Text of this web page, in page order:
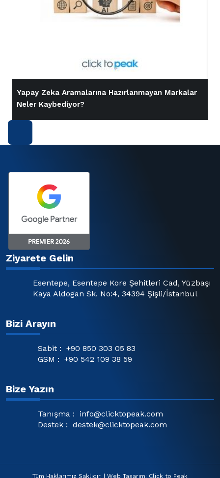
Yapay Zeka Aramalarına Hazırlanmayan Markalar
Neler Kaybediyor?
Ziyarete Gelin
Esentepe, Esentepe Kore Şehitleri Cad, Yüzbaşı
Kaya Aldogan Sk. No:4, 34394 Şişli/İstanbul
Bizi Arayın
Sabit : +90 850 303 05 83
GSM : +90 542 109 38 59
Bize Yazın
Tanışma :
info@clicktopeak.com
Destek : destek@clicktopeak.com
Tüm Haklarımız Saklıdır. | Web Tasarım: Click to Peak